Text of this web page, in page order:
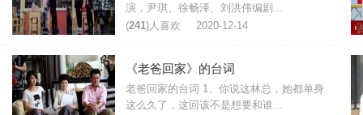
演，尹琪、徐畅泽、刘洪伟编剧...
(241)人喜欢 2020-12-14
《老爸回家》的台词
老爸回家的台词 1、你说这林总，她都单身
这么久了，这回该不是想要和谁...